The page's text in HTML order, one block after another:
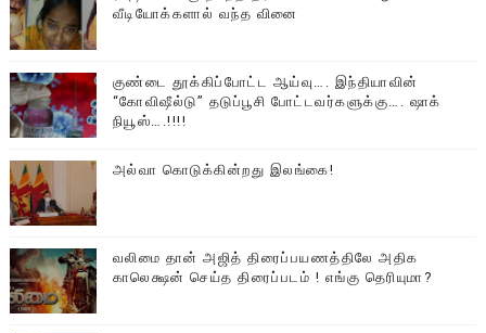
வீடியோக்களால் வந்த வினை
குண்டை தூக்கிப்போட்ட ஆய்வு…. இந்தியாவின்
“கோவிஷீல்டு” தடுப்பூசி போட்டவர்களுக்கு…. ஷாக்
நியூஸ்….!!!!
அல்வா கொடுக்கின்றது இலங்கை!
வலிமை தான் அஜித் திரைப்பயணத்திலே அதிக
காலெக்ஷன் செய்த திரைப்படம் ! எங்கு தெரியுமா?